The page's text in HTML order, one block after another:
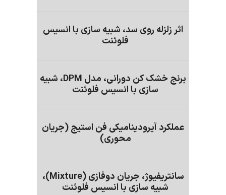
سانتریفیوژ، جریان دوفازی (Mixture)،
شبیه سازی با انسیس فلوئنت
عملکرد آیرودینامیکی فن استیج (جریان
محوری)
برنج خشک کن دورانی، مدل DPM، شبیه
سازی با انسیس فلوئنت
اثر زلزله روی سد، شبیه سازی با انسیس
فلوئنت